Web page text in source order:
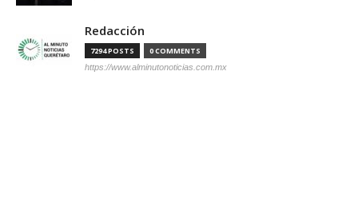
Redacción
7294 POSTS 0 COMMENTS
https://www.alminutonoticias.com.mx